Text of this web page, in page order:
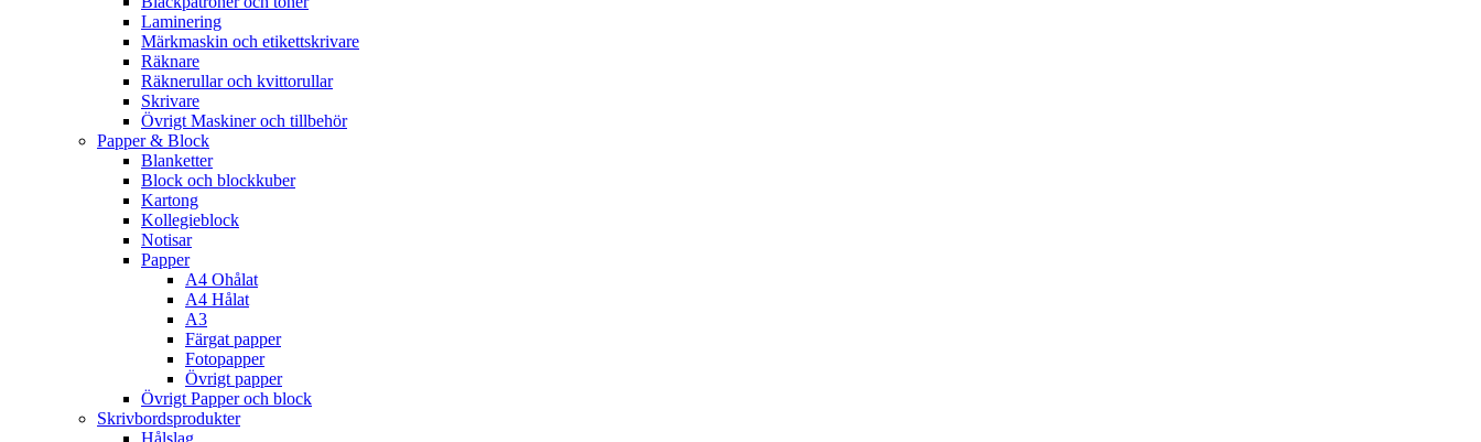
Laminering
Märkmaskin och etikettskrivare
Räknare
Räknerullar och kvittorullar
Skrivare
Övrigt Maskiner och tillbehör
Papper & Block
Blanketter
Block och blockkuber
Kartong
Kollegieblock
Notisar
Papper
A4 Ohålat
A4 Hålat
A3
Färgat papper
Fotopapper
Övrigt papper
Övrigt Papper och block
Skrivbordsprodukter
Hålslag